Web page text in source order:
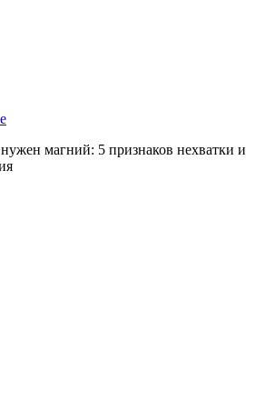
магний: 5 признаков нехватки и